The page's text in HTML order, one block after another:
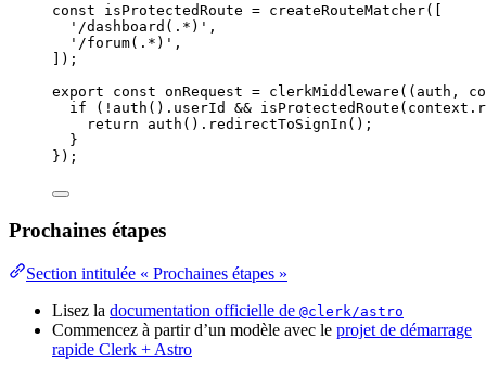
const isProtectedRoute = createRouteMatcher([
' /dashboard(.*) ' ,
' /forum(.*) ' ,
]);
export const onRequest = clerkMiddleware ( ( auth ,
if
( ! auth () . userId && isProtectedRoute (context .
return auth () . redirectToSignIn () ;
}
} );
Prochaines étapes
Section intitulée « Prochaines étapes »
Lisez la documentation officielle de @clerk/astro
Commencez à partir d’un modèle avec le projet de démarrage
rapide Clerk + Astro